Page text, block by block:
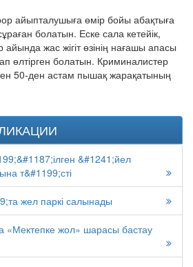
айыпталушыға өмір бойы абақтыға
болатын. Еске сала кетейік,
айында жас жігіт өзінің нағашы апасы
өлтірген болатын. Криминалистер
50-ден астам пышақ жарақатының
&#1241;йел
т&#1199;сті
жел паркі салынады
«Мектепке жол» шарасы бастау